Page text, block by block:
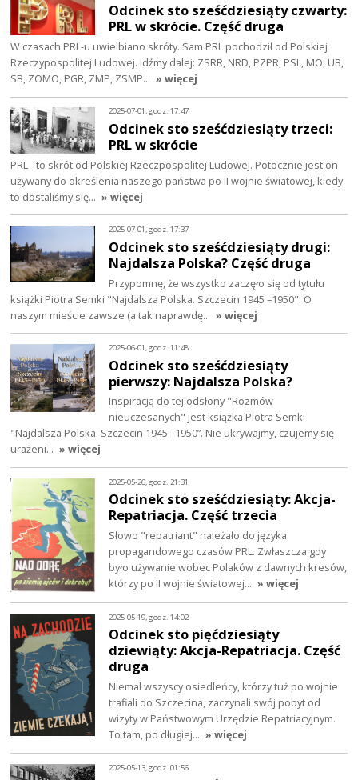
Odcinek sto sześćdziesiąty czwarty:
PRL w skrócie. Część druga
W czasach PRL-u uwielbiano skróty. Sam PRL pochodził od Polskiej
Rzeczypospolitej Ludowej. Idźmy dalej: ZSRR, NRD, PZPR, PSL, MO, UB,
SB, ZOMO, PGR, ZMP, ZSMP… » więcej
2025-07-01, godz. 17:47
Odcinek sto sześćdziesiąty trzeci:
PRL w skrócie
PRL - to skrót od Polskiej Rzeczpospolitej Ludowej. Potocznie jest on
używany do określenia naszego państwa po II wojnie światowej, kiedy
to dostaliśmy się… » więcej
2025-07-01, godz. 17:37
Odcinek sto sześćdziesiąty drugi:
Najdalsza Polska? Część druga
Przypomnę, że wszystko zaczęło się od tytułu
książki Piotra Semki "Najdalsza Polska. Szczecin 1945 –1950". O
naszym mieście zawsze (a tak naprawdę… » więcej
2025-06-01, godz. 11:48
Odcinek sto sześćdziesiąty
pierwszy: Najdalsza Polska?
Inspiracją do tej odsłony "Rozmów
nieuczesanych" jest książka Piotra Semki
"Najdalsza Polska. Szczecin 1945 –1950”. Nie ukrywajmy, czujemy się
urażeni… » więcej
2025-05-26, godz. 21:31
Odcinek sto sześćdziesiąty: Akcja-
Repatriacja. Część trzecia
Słowo "repatriant" należało do języka
propagandowego czasów PRL. Zwłaszcza gdy
było używanie wobec Polaków z dawnych kresów,
którzy po II wojnie światowej… » więcej
2025-05-19, godz. 14:02
Odcinek sto pięćdziesiąty
dziewiąty: Akcja-Repatriacja. Część
druga
Niemal wszyscy osiedleńcy, którzy tuż po wojnie
trafiali do Szczecina, zaczynali swój pobyt od
wizyty w Państwowym Urzędzie Repatriacyjnym.
To tam, po długiej… » więcej
2025-05-13, godz. 01:56